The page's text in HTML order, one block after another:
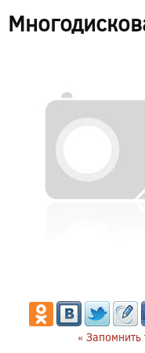
« Запомнить